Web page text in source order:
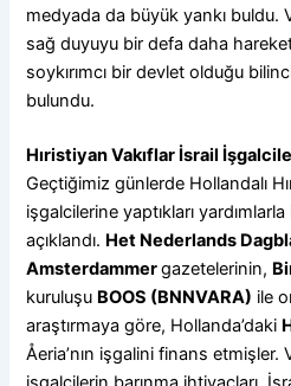
medyada da büyük yankı buldu.
sağ duyuyu bir defa daha
soykırımcı bir devlet olduğu
bulundu.
Hıristiyan Vakıflar İsrail
Geçtiğimiz günlerde Hollandalı
işgalcilerine yaptıkları
açıklandı. Het Nederlands
Amsterdammergazetelerinin,
kuruluşu BOOS (BNNVARA) ile
araştırmaya göre, Hollanda’daki
Åeria’nın işgalini finans etmişler.